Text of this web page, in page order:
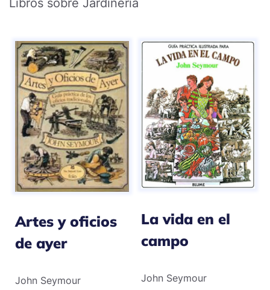
Artes y oficios
de ayer
John Seymour
La vida en el
campo
John Seymour